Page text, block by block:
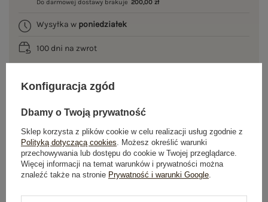
Do darmowej dostawy brakuje 200,00 zł
Wysyłka w poniedziałek
100 dni na zwrot
GŁÓWNE PARAMETRY
OPINIE O PRODUKCIE (1)
Konfiguracja zgód
Dbamy o Twoją prywatność
Sklep korzysta z plików cookie w celu realizacji usług zgodnie z
Polityką dotyczącą cookies . Możesz określić warunki
przechowywania lub dostępu do cookie w Twojej przeglądarce.
Więcej informacji na temat warunków i prywatności można
znaleźć także na stronie Prywatność i warunki Google